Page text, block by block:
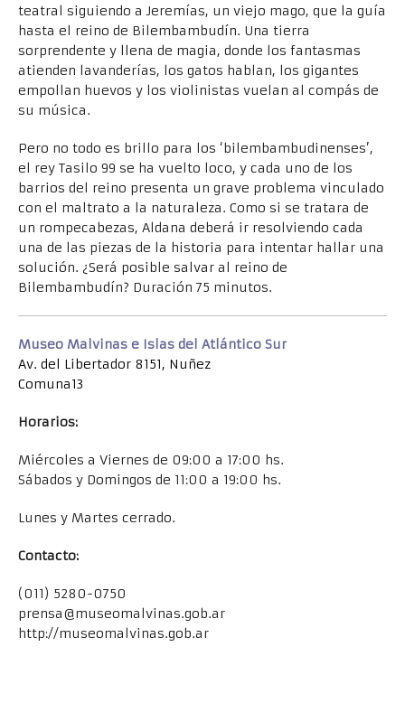
teatral siguiendo a Jeremías, un viejo mago, que la guía
hasta el reino de Bilembambudín. Una tierra
sorprendente y llena de magia, donde los fantasmas
atienden lavanderías, los gatos hablan, los gigantes
empollan huevos y los violinistas vuelan al compás de
su música.
Pero no todo es brillo para los ‘bilembambudinenses’,
el rey Tasilo 99 se ha vuelto loco, y cada uno de los
barrios del reino presenta un grave problema vinculado
con el maltrato a la naturaleza. Como si se tratara de
un rompecabezas, Aldana deberá ir resolviendo cada
una de las piezas de la historia para intentar hallar una
solución. ¿Será posible salvar al reino de
Bilembambudín? Duración 75 minutos.
Museo Malvinas e Islas del Atlántico Sur
Av. del Libertador 8151, Nuñez
Comuna13
Horarios:
Miércoles a Viernes de 09:00 a 17:00 hs.
Sábados y Domingos de 11:00 a 19:00 hs.
Lunes y Martes cerrado.
Contacto:
(011) 5280-0750
prensa@museomalvinas.gob.ar
http://museomalvinas.gob.ar